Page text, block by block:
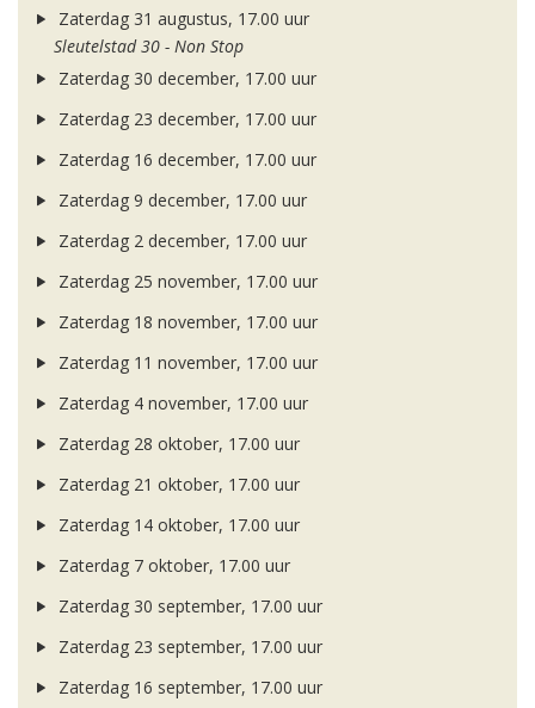
Zaterdag 31 augustus, 17.00 uur
Sleutelstad 30 - Non Stop
Zaterdag 30 december, 17.00 uur
Zaterdag 23 december, 17.00 uur
Zaterdag 16 december, 17.00 uur
Zaterdag 9 december, 17.00 uur
Zaterdag 2 december, 17.00 uur
Zaterdag 25 november, 17.00 uur
Zaterdag 18 november, 17.00 uur
Zaterdag 11 november, 17.00 uur
Zaterdag 4 november, 17.00 uur
Zaterdag 28 oktober, 17.00 uur
Zaterdag 21 oktober, 17.00 uur
Zaterdag 14 oktober, 17.00 uur
Zaterdag 7 oktober, 17.00 uur
Zaterdag 30 september, 17.00 uur
Zaterdag 23 september, 17.00 uur
Zaterdag 16 september, 17.00 uur